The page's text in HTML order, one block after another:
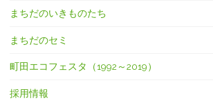
まちだのいきものたち
まちだのセミ
町田エコフェスタ（1992～2019）
採用情報